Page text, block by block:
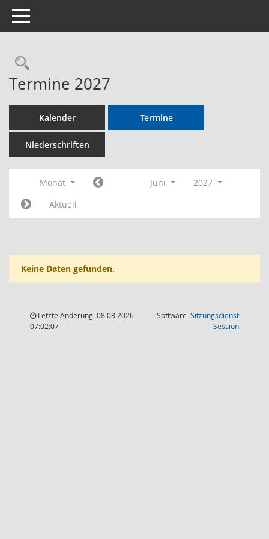
Toggle navigation
Rechercheauswahl
Termine 2027
Kalender Termine
Niederschriften
Monat Juni
2027
Aktuell
Keine Daten gefunden.
Letzte Änderung: 08.08.2026
07:02:07
Software:Sitzungsdienst
Session(Wird in